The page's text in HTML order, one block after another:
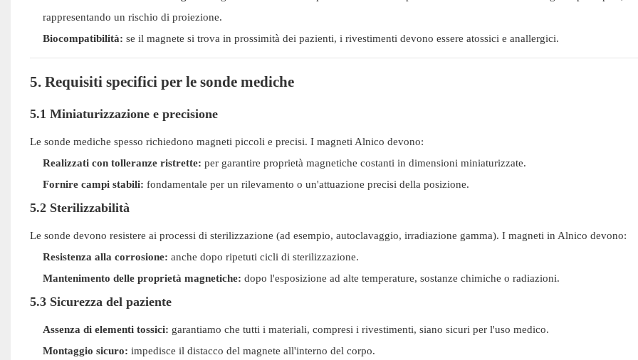
rappresentando un rischio di proiezione.
Biocompatibilità: se il magnete si trova in prossimità dei pazienti, i rivestimenti devono essere atossici e anallergici.
5. Requisiti specifici per le sonde mediche
5.1 Miniaturizzazione e precisione
Le sonde mediche spesso richiedono magneti piccoli e precisi. I magneti Alnico devono:
Realizzati con tolleranze ristrette: per garantire proprietà magnetiche costanti in dimensioni miniaturizzate.
Fornire campi stabili: fondamentale per un rilevamento o un'attuazione precisi della posizione.
5.2 Sterilizzabilità
Le sonde devono resistere ai processi di sterilizzazione (ad esempio, autoclavaggio, irradiazione gamma). I magneti in Alnico devono:
Resistenza alla corrosione: anche dopo ripetuti cicli di sterilizzazione.
Mantenimento delle proprietà magnetiche: dopo l'esposizione ad alte temperature, sostanze chimiche o radiazioni.
5.3 Sicurezza del paziente
Assenza di elementi tossici: garantiamo che tutti i materiali, compresi i rivestimenti, siano sicuri per l'uso medico.
Montaggio sicuro: impedisce il distacco del magnete all'interno del corpo.